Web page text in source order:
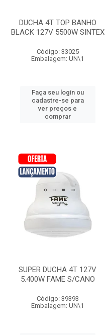
DUCHA 4T TOP BANHO
BLACK 127V 5500W SINTEX
Código: 33025
Embalagem: UN\1
Faça seu login ou
cadastre-se para
ver preços e
comprar
SUPER DUCHA 4T 127V
5.400W FAME S/CANO
Código: 39393
Embalagem: UN\1